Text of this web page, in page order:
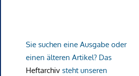
Sie suchen eine Ausgabe oder
einen älteren Artikel? Das
Heftarchiv steht unseren